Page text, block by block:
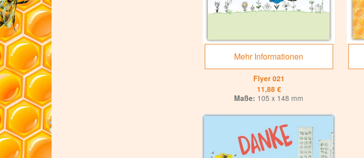
Mehr Informationen
Flyer 021
11,88 €
Maße: 105 x 148 mm